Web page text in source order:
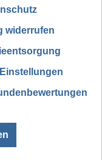
widerrufen